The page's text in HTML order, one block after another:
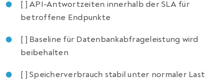
[ ] API-Antwortzeiten innerhalb der SLA für
betroffene Endpunkte
[ ] Baseline für Datenbankabfrageleistung wird
beibehalten
[ ] Speicherverbrauch stabil unter normaler Last